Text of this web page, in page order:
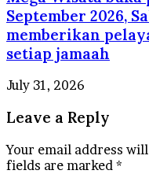
September 2026,
memberikan
setiap jamaah
July 31, 2026
Leave a Reply
Your email address
fields are marked *